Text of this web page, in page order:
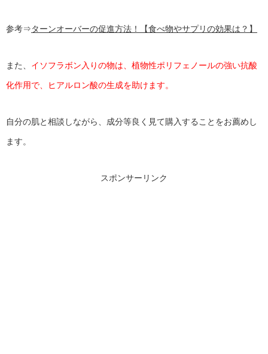
参考⇒ターンオーバーの促進方法！【食べ物やサプリの効果は？】
また、 イソフラボン入りの物は、植物性ポリフェノールの強い抗酸
化作用で、ヒアルロン酸の生成を助けます。
自分の肌と相談しながら、成分等良く見て購入することをお薦めし
ます。
スポンサーリンク